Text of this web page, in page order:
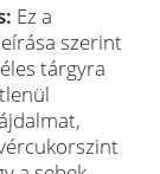
Ez a
szerint
tárgyra